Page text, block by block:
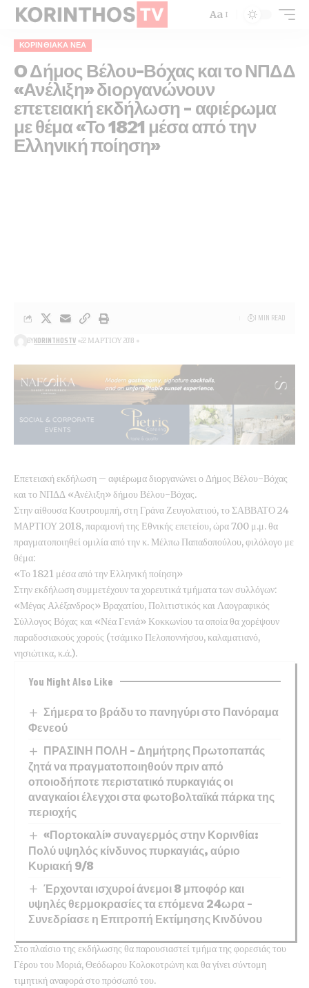
Aa
ΚΟΡΙΝΘΙΑΚΆ ΝΈΑ
O Δήμος Βέλου-Βόχας και το ΝΠΔΔ
«Ανέλιξη» διοργανώνουν
επετειακή εκδήλωση – αφιέρωμα
με θέμα «Το 1821 μέσα από την
Ελληνική ποίηση»
BYKORINTHOSTV 22 ΜΑΡΤΊΟΥ 2018
1 MIN READ
Επετειακή εκδήλωση – αφιέρωμα διοργανώνει ο Δήμος Βέλου-Βόχας
και το ΝΠΔΔ «Ανέλιξη» δήμου Βέλου-Βόχας.
Στην αίθουσα Κουτρουμπή, στη Γράνα Ζευγολατιού, το ΣΑΒΒΑΤΟ 24
ΜΑΡΤΙΟΥ 2018, παραμονή της Εθνικής επετείου, ώρα 7.00 μ.μ. θα
πραγματοποιηθεί ομιλία από την κ. Μέλπω Παπαδοπούλου, φιλόλογο με
θέμα:
«Το 1821 μέσα από την Ελληνική ποίηση»
Στην εκδήλωση συμμετέχουν τα χορευτικά τμήματα των συλλόγων:
«Μέγας Αλέξανδρος» Βραχατίου, Πολιτιστικός και Λαογραφικός
Σύλλογος Βόχας και «Νέα Γενιά» Κοκκωνίου τα οποία θα χορέψουν
παραδοσιακούς χορούς (τσάμικο Πελοποννήσου, καλαματιανό,
νησιώτικα, κ.ά.).
You Might Also Like
Σήμερα το βράδυ το πανηγύρι στο Πανόραμα
Φενεού
ΠΡΑΣΙΝΗ ΠΟΛΗ – Δημήτρης Πρωτοπαπάς
ζητά να πραγματοποιηθούν πριν από
οποιοδήποτε περιστατικό πυρκαγιάς οι
αναγκαίοι έλεγχοι στα φωτοβολταϊκά πάρκα της
περιοχής
«Πορτοκαλί» συναγερμός στην Κορινθία:
Πολύ υψηλός κίνδυνος πυρκαγιάς, αύριο
Κυριακή 9/8
Έρχονται ισχυροί άνεμοι 8 μποφόρ και
υψηλές θερμοκρασίες τα επόμενα 24ωρα –
Συνεδρίασε η Επιτροπή Εκτίμησης Κινδύνου
Στο πλαίσιο της εκδήλωσης θα παρουσιαστεί τμήμα της φορεσιάς του
Γέρου του Μοριά, Θεόδωρου Κολοκοτρώνη και θα γίνει σύντομη
τιμητική αναφορά στο πρόσωπό του.